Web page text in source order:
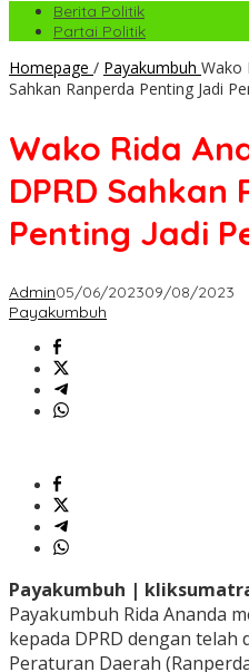
Berita Politik
Partai Politik
Homepage / Payakumbuh Wako
Sahkan Ranperda Penting Jadi
Wako Rida
DPRD Sahkan
Penting Jadi
Admin05/06/202309/08/2023
Payakumbuh
Payakumbuh |
Payakumbuh Rida Ananda
kepada DPRD dengan telah
Peraturan Daerah